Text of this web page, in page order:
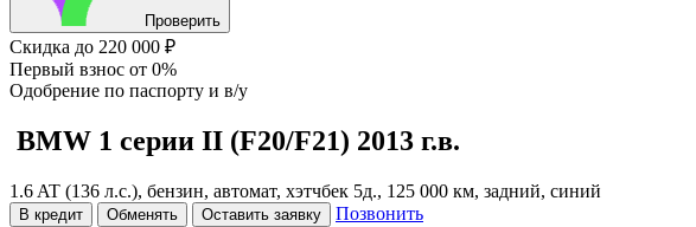
Проверить
Скидка до 220 000 ₽
Первый взнос от 0%
Одобрение по паспорту и в/у
BMW 1 серии II (F20/F21) 2013 г.в.
1.6 AT (136 л.с.), бензин, автомат, хэтчбек 5д., 125 000 км, задний, синий
В кредит Обменять Оставить заявку
Позвонить